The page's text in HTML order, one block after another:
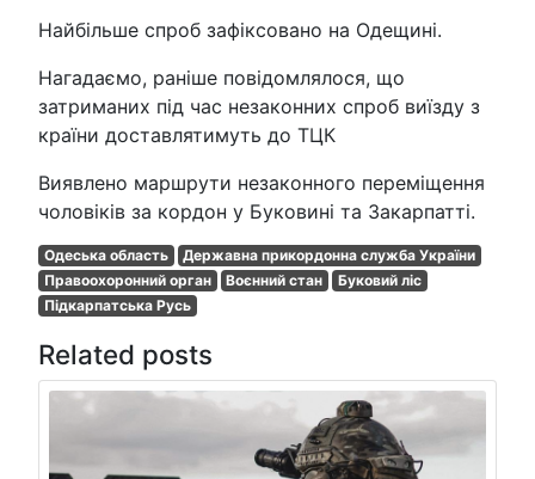
Найбільше спроб зафіксовано на Одещині.
Нагадаємо, раніше повідомлялося, що
затриманих під час незаконних спроб виїзду з
країни доставлятимуть до ТЦК
Виявлено маршрути незаконного переміщення
чоловіків за кордон у Буковині та Закарпатті.
Одеська область
Державна прикордонна служба України
Правоохоронний орган
Воєнний стан
Буковий ліс
Підкарпатська Русь
Related posts